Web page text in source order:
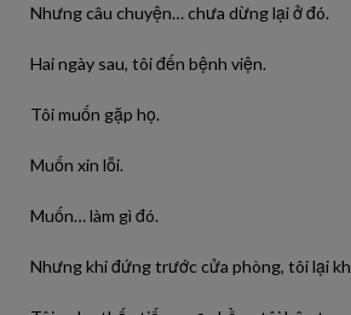
Nhưng câu chuyện… chưa dừng lại ở đó.
Hai ngày sau, tôi đến bệnh viện.
Tôi muốn gặp họ.
Muốn xin lỗi.
Muốn… làm gì đó.
Nhưng khi đứng trước cửa phòng, tôi lại